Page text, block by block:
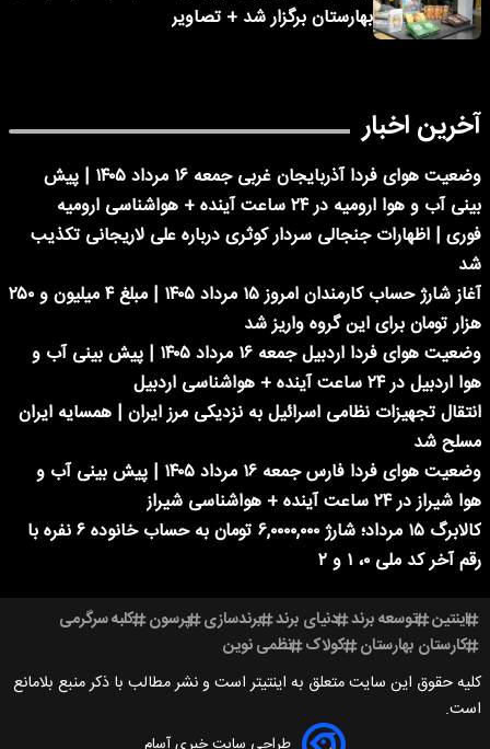
بهارستان برگزار شد + تصاویر
آخرین اخبار
وضعیت هوای فردا آذربایجان غربی جمعه ۱۶ مرداد ۱۴۰۵ | پیش
بینی آب و هوا ارومیه در ۲۴ ساعت آینده + هواشناسی ارومیه
فوری | اظهارات جنجالی سردار کوثری درباره علی لاریجانی تکذیب
شد
آغاز شارژ حساب کارمندان امروز ۱۵ مرداد ۱۴۰۵ | مبلغ ۴ میلیون و ۲۵۰
هزار تومان برای این گروه واریز شد
وضعیت هوای فردا اردبیل جمعه ۱۶ مرداد ۱۴۰۵ | پیش بینی آب و
هوا اردبیل در ۲۴ ساعت آینده + هواشناسی اردبیل
انتقال تجهیزات نظامی اسرائیل به نزدیکی مرز ایران | همسایه ایران
مسلح شد
وضعیت هوای فردا فارس جمعه ۱۶ مرداد ۱۴۰۵ | پیش بینی آب و
هوا شیراز در ۲۴ ساعت آینده + هواشناسی شیراز
کالابرگ ۱۵ مرداد؛ شارژ ۶,۰۰۰۰,۰۰۰ تومان به حساب خانوده ۶ نفره با
رقم آخر کد ملی ۰، ۱ و ۲
اینتین توسعه برند دنیای برند برندسازی پرسون کلبه سرگرمی
کارستان بهارستان کولاک نظمی نوین
کلیه حقوق این سایت متعلق به اینتیتر است و نشر مطالب با ذکر منبع بلامانع
است.